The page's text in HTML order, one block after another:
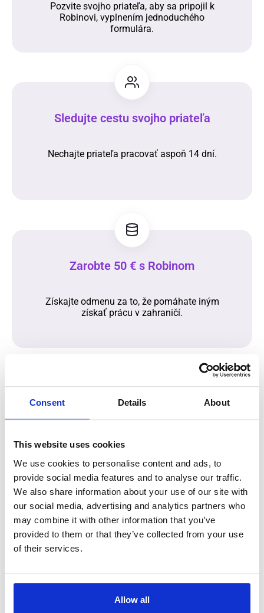
Consent Details About
This website uses cookies
We use cookies to personalise content and ads, to
provide social media features and to analyse our traffic.
We also share information about your use of our site with
our social media, advertising and analytics partners who
may combine it with other information that you’ve
provided to them or that they’ve collected from your use
of their services.
Allow all
Pozvite svojho priateľa, aby sa pripojil k
Robinovi, vyplnením jednoduchého
formulára.
Sledujte cestu svojho priateľa
Nechajte priateľa pracovať aspoň 14 dní.
Zarobte 50 € s Robinom
Získajte odmenu za to, že pomáhate iným
získať prácu v zahraničí.
Výhody spolupráce s
Robin